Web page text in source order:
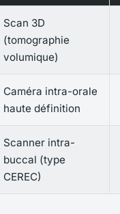
Scan 3D
(tomographie
volumique)
Caméra intra-orale
haute définition
Scanner intra-
buccal (type
CEREC)